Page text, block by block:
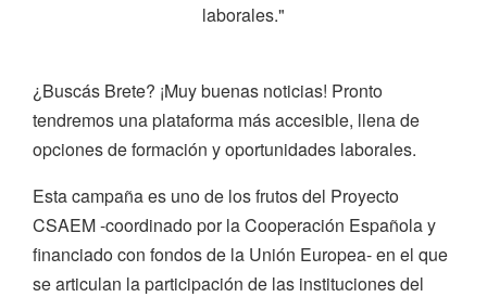
laborales."
¿Buscás Brete? ¡Muy buenas noticias! Pronto
tendremos una plataforma más accesible, llena de
opciones de formación y oportunidades laborales.
Esta campaña es uno de los frutos del Proyecto
CSAEM -coordinado por la Cooperación Española y
financiado con fondos de la Unión Europea- en el que
se articulan la participación de las instituciones del